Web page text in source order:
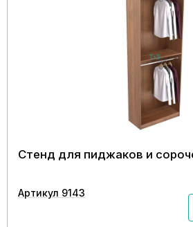
Стенд для пиджаков и
Артикул 9143